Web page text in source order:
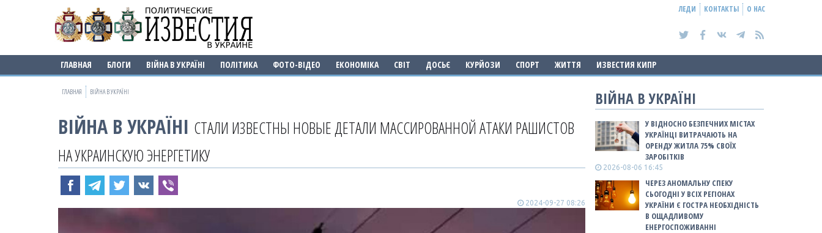
ЛЕДИ КОНТАКТЫ О НАС
ГЛАВНАЯ БЛОГИ ВІЙНА В УКРАЇНІ ПОЛІТИКА ФОТО-ВІДЕО ЕКОНОМІКА СВІТ ДОСЬЄ КУРЙОЗИ СПОРТ ЖИТТЯ ИЗВЕСТИЯ КИПР
ГЛАВНАЯ ВІЙНА В УКРАЇНІ
ВІЙНА В УКРАЇНІ СТАЛИ ИЗВЕСТНЫ НОВЫЕ ДЕТАЛИ МАССИРОВАННОЙ АТАКИ РАШИСТОВ
НА УКРАИНСКУЮ ЭНЕРГЕТИКУ
2024-09-27 08:26
ВІЙНА В УКРАЇНІ
У ВІДНОСНО БЕЗПЕЧНИХ МІСТАХ
УКРАЇНЦІ ВИТРАЧАЮТЬ НА
ОРЕНДУ ЖИТЛА 75% СВОЇХ
ЗАРОБІТКІВ
2026-08-06 16:45
ЧЕРЕЗ АНОМАЛЬНУ СПЕКУ
СЬОГОДНІ У ВСІХ РЕГІОНАХ
УКРАЇНИ Є ГОСТРА НЕОБХІДНІСТЬ
В ОЩАДЛИВОМУ
ЕНЕРГОСПОЖИВАННІ